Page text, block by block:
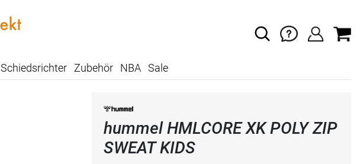
Schiedsrichter Zubehör NBA Sale
hummel HMLCORE XK POLY ZIP
SWEAT KIDS